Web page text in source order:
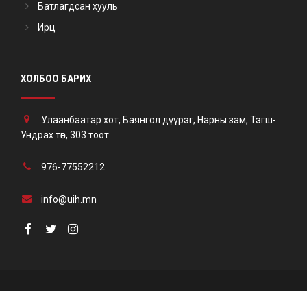
Батлагдсан хууль
Ирц
ХОЛБОО БАРИХ
Улаанбаатар хот, Баянгол дүүрэг, Нарны зам, Тэгш-
Ундрах төв, 303 тоот
976-77552212
info@uih.mn